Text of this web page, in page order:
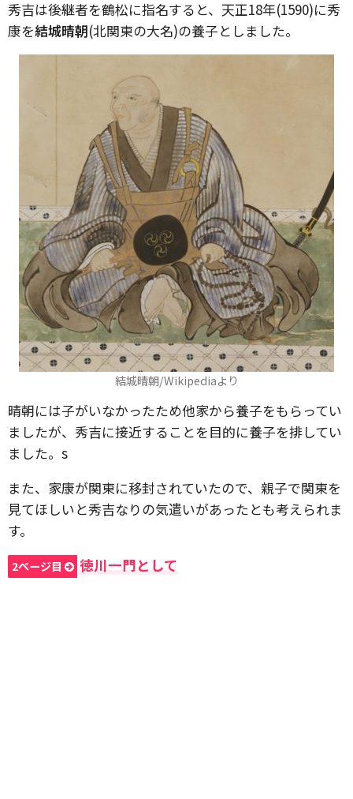
秀吉は後継者を鶴松に指名すると、天正18年(1590)に秀
康を結城晴朝(北関東の大名)の養子としました。
結城晴朝/Wikipediaより
晴朝には子がいなかったため他家から養子をもらってい
ましたが、秀吉に接近することを目的に養子を排してい
ました。s
また、家康が関東に移封されていたので、親子で関東を
見てほしいと秀吉なりの気遣いがあったとも考えられま
す。
2ページ目 徳川一門として